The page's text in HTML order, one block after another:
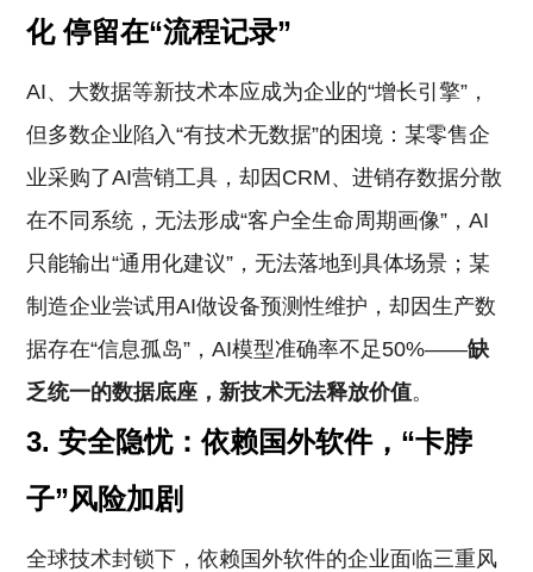
化 停留在“流程记录”
AI、大数据等新技术本应成为企业的“增长引擎”，
但多数企业陷入“有技术无数据”的困境：某零售企
业采购了AI营销工具，却因CRM、进销存数据分散
在不同系统，无法形成“客户全生命周期画像”，AI
只能输出“通用化建议”，无法落地到具体场景；某
制造企业尝试用AI做设备预测性维护，却因生产数
据存在“信息孤岛”，AI模型准确率不足50%——缺
乏统一的数据底座，新技术无法释放价值。
3.安全隐忧：依赖国外软件，“卡脖
子”风险加剧
全球技术封锁下，依赖国外软件的企业面临三重风